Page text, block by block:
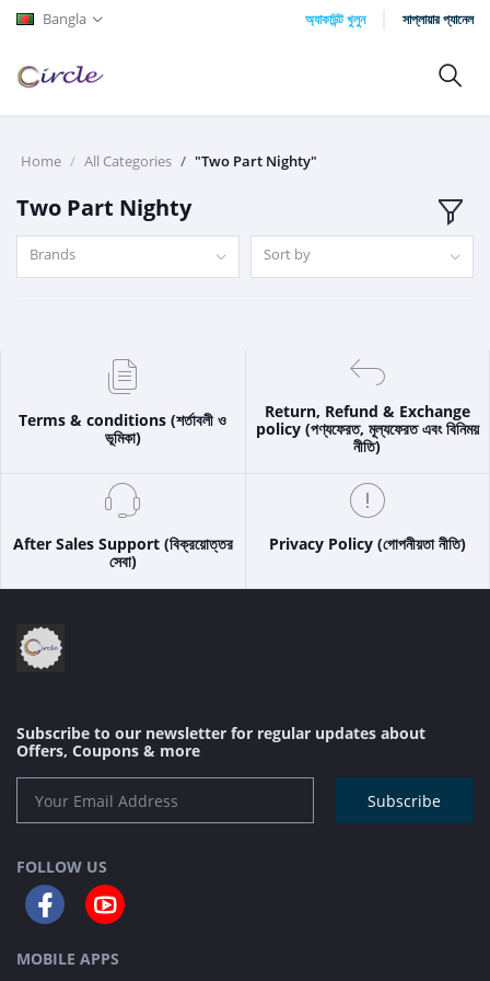
Bangla অ্যাকাউন্ট খুলুন সাপ্লায়ার প্যানেল
Home All Categories "Two Part Nighty"
Two Part Nighty
Brands Sort by
Terms & conditions (শর্তাবলী ও
ভূমিকা)
Return, Refund & Exchange
policy (পণ্যফেরত, মূল্যফেরত এবং বিনিময়
নীতি)
After Sales Support (বিক্রয়োত্তর
সেবা)
Privacy Policy (গোপনীয়তা নীতি)
Subscribe to our newsletter for regular updates about
Offers, Coupons & more
Subscribe
FOLLOW US
MOBILE APPS